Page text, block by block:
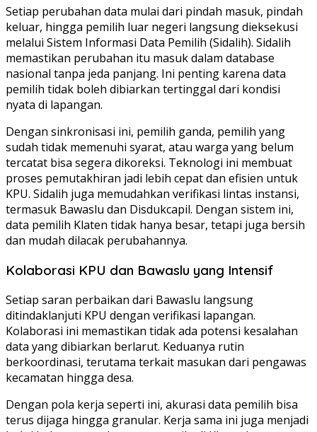
Setiap perubahan data mulai dari pindah masuk, pindah
keluar, hingga pemilih luar negeri langsung dieksekusi
melalui Sistem Informasi Data Pemilih (Sidalih). Sidalih
memastikan perubahan itu masuk dalam database
nasional tanpa jeda panjang. Ini penting karena data
pemilih tidak boleh dibiarkan tertinggal dari kondisi
nyata di lapangan.
Dengan sinkronisasi ini, pemilih ganda, pemilih yang
sudah tidak memenuhi syarat, atau warga yang belum
tercatat bisa segera dikoreksi. Teknologi ini membuat
proses pemutakhiran jadi lebih cepat dan efisien untuk
KPU. Sidalih juga memudahkan verifikasi lintas instansi,
termasuk Bawaslu dan Disdukcapil. Dengan sistem ini,
data pemilih Klaten tidak hanya besar, tetapi juga bersih
dan mudah dilacak perubahannya.
Kolaborasi KPU dan Bawaslu yang Intensif
Setiap saran perbaikan dari Bawaslu langsung
ditindaklanjuti KPU dengan verifikasi lapangan.
Kolaborasi ini memastikan tidak ada potensi kesalahan
data yang dibiarkan berlarut. Keduanya rutin
berkoordinasi, terutama terkait masukan dari pengawas
kecamatan hingga desa.
Dengan pola kerja seperti ini, akurasi data pemilih bisa
terus dijaga hingga granular. Kerja sama ini juga menjadi